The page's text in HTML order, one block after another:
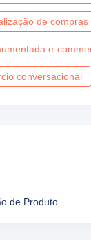
de compras
e-
conversacional
de Produto